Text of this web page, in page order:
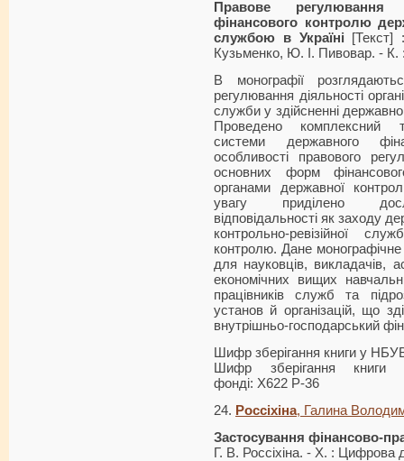
Правове регулювання
фінансового контролю
службою в Україні
Кузьменко, Ю. І. Пивовар. - К.
В монографії
регулювання діяльності
служби у здійсненні
Проведено комплексний
системи державного
особливості правового
основних форм
органами державної
увагу приділено
відповідальності як заходу
контрольно-ревізійної
контролю. Дане
для науковців, викладачів,
економічних вищих
працівників служб та
установ й організацій, що
внутрішньо-господарський
Шифр зберігання книги у
Шифр зберігання книги
фонді: Х622 Р-36
24. Россіхіна, Галина
Застосування фінансово-
Г. В. Россіхіна. - Х. :